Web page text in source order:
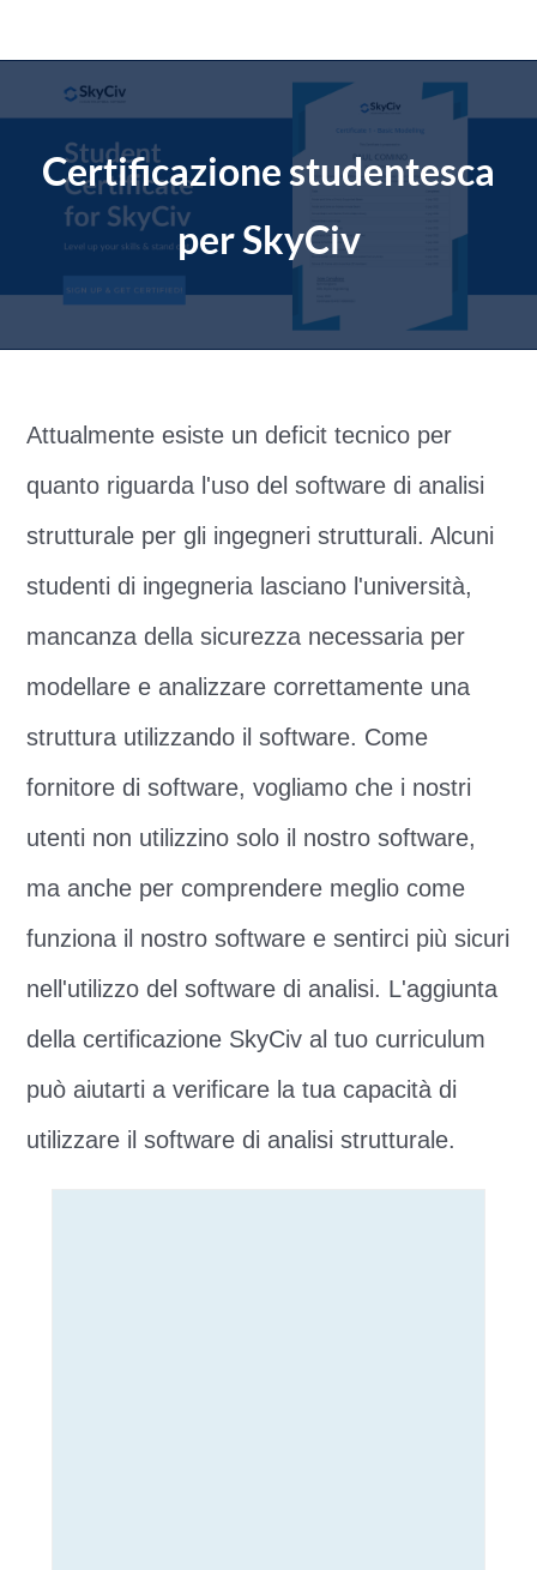
contenuto
Certificazione studentesca
per SkyCiv
Attualmente esiste un deficit tecnico per
quanto riguarda l'uso del software di analisi
strutturale per gli ingegneri strutturali. Alcuni
studenti di ingegneria lasciano l'università,
mancanza della sicurezza necessaria per
modellare e analizzare correttamente una
struttura utilizzando il software. Come
fornitore di software, vogliamo che i nostri
utenti non utilizzino solo il nostro software,
ma anche per comprendere meglio come
funziona il nostro software e sentirci più sicuri
nell'utilizzo del software di analisi. L'aggiunta
della certificazione SkyCiv al tuo curriculum
può aiutarti a verificare la tua capacità di
utilizzare il software di analisi strutturale.